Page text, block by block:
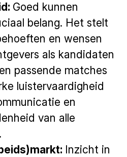
Goed kunnen
belang. Het stelt
en wensen
als kandidaten
passende matches
luistervaardigheid
en
van alle
Inzicht in